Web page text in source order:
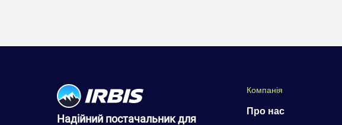
Надійний постачальник для
Компанія
Про нас